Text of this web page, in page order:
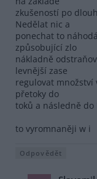
zkušeností po
Nedělat nic a
ponechat to
způsobující zlo
nákladně
levnější zase
regulovat
přetoky do
toků a následně do
to vyromnaněji w i
Odpovědět